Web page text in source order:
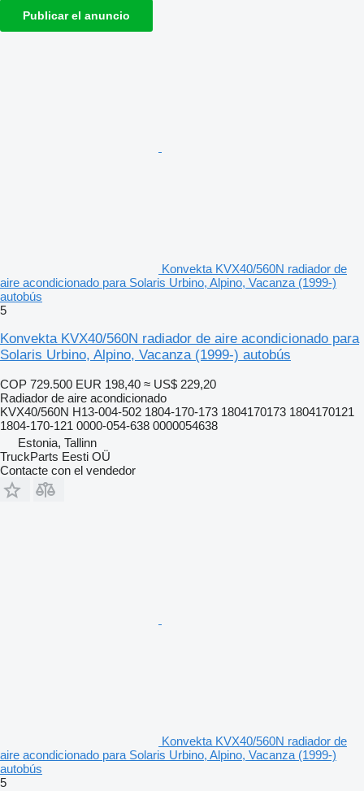
Publicar el anuncio
Konvekta KVX40/560N radiador de
aire acondicionado para Solaris Urbino, Alpino, Vacanza (1999-)
autobús
5
Konvekta KVX40/560N radiador de aire acondicionado para
Solaris Urbino, Alpino, Vacanza (1999-) autobús
COP 729.500 EUR 198,40 ≈ US$ 229,20
Radiador de aire acondicionado
KVX40/560N H13-004-502 1804-170-173 1804170173 1804170121
1804-170-121 0000-054-638 0000054638
Estonia, Tallinn
TruckParts Eesti OÜ
Contacte con el vendedor
Konvekta KVX40/560N radiador de
aire acondicionado para Solaris Urbino, Alpino, Vacanza (1999-)
autobús
5